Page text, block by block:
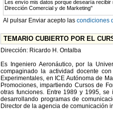
Al pulsar Enviar acepto las condiciones
TEMARIO CUBIERTO POR EL
Dirección: Ricardo H. Ontalba
Es Ingeniero Aeronáutico, por la
compaginado la actividad docente
Experimentales, en ICE Autónoma de
Promociones, impartiendo Cursos de
otras funciones. Entre 1989 y 1995, se
desarrollando programas de
Director de la agencia de comunicación